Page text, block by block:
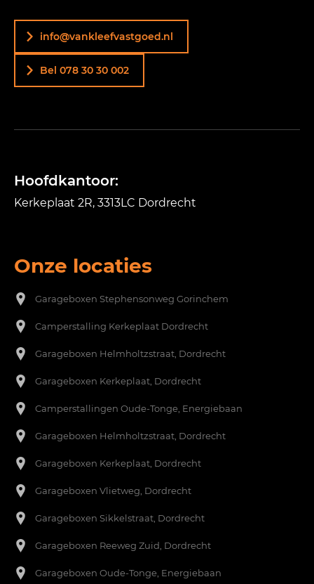
info@vankleefvastgoed.nl
Bel 078 30 30 002
Hoofdkantoor:
Kerkeplaat 2R, 3313LC Dordrecht
Onze locaties
Garageboxen Stephensonweg Gorinchem
Camperstalling Kerkeplaat Dordrecht
Garageboxen Helmholtzstraat, Dordrecht
Garageboxen Kerkeplaat, Dordrecht
Camperstallingen Oude-Tonge, Energiebaan
Garageboxen Helmholtzstraat, Dordrecht
Garageboxen Kerkeplaat, Dordrecht
Garageboxen Vlietweg, Dordrecht
Garageboxen Sikkelstraat, Dordrecht
Garageboxen Reeweg Zuid, Dordrecht
Garageboxen Oude-Tonge, Energiebaan